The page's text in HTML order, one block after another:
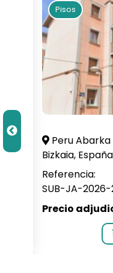
Pisos
Peru Abarka
Bizkaia, España
Referencia:
SUB-JA-
Precio